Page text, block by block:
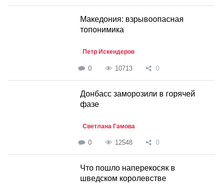
Македония: взрывоопасная
топонимика
Петр Искендеров
0 10713 0
Донбасс заморозили в горячей
фазе
Светлана Гамова
0 12548 0
Что пошло наперекосяк в
шведском королевстве